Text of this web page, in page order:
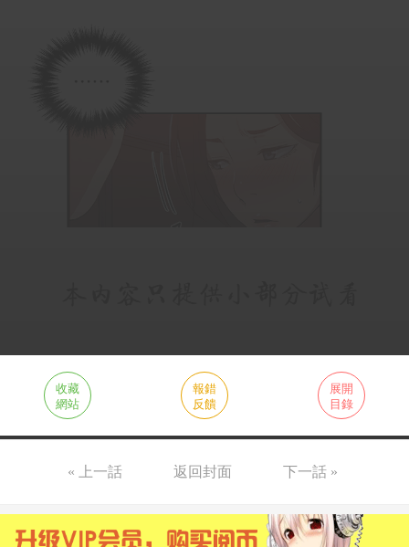
收藏
網站
報錯
反饋
展開
目錄
« 上一話 返回封面 下一話 »